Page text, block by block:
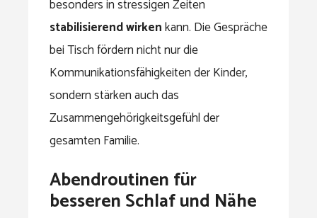
besonders in stressigen Zeiten
stabilisierend wirkenkann. Die Gespräche
bei Tisch fördern nicht nur die
Kommunikationsfähigkeiten der Kinder,
sondern stärken auch das
Zusammengehörigkeitsgefühl der
gesamten Familie.
Abendroutinen für
besseren Schlaf und Nähe